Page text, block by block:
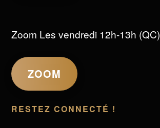
Zoom Les vendredi 12h-13h (QC)
ZOOM
RESTEZ CONNECTÉ !